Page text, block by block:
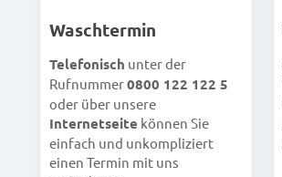
Waschtermin
Telefonisch unter der
Rufnummer0800 122 122 5
oder über unsere
Internetseite können Sie
einfach und unkompliziert
einen Termin mit uns